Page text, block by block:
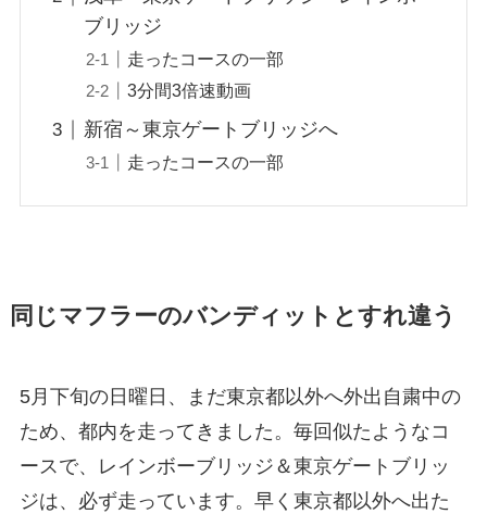
ブリッジ
走ったコースの一部
3分間3倍速動画
新宿～東京ゲートブリッジへ
走ったコースの一部
同じマフラーのバンディットとすれ違う
5月下旬の日曜日、まだ東京都以外へ外出自粛中の
ため、都内を走ってきました。毎回似たようなコ
ースで、レインボーブリッジ＆東京ゲートブリッ
ジは、必ず走っています。早く東京都以外へ出た